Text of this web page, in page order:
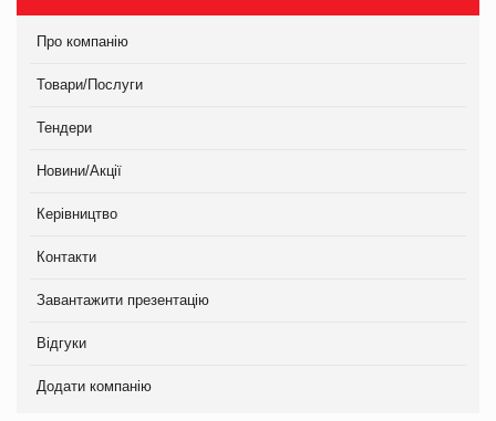
Про компанію
Товари/Послуги
Тендери
Новини/Акції
Керівництво
Контакти
Завантажити презентацію
Відгуки
Додати компанію